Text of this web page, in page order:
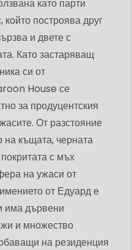
като парти
построява друг
и двете с
Като застаряващ
си от
House се
за продуцентския
От разстояние
къщата, черната
с мъх
на ужаси от
от Едуард е
има дървени
и множество
на резиденция